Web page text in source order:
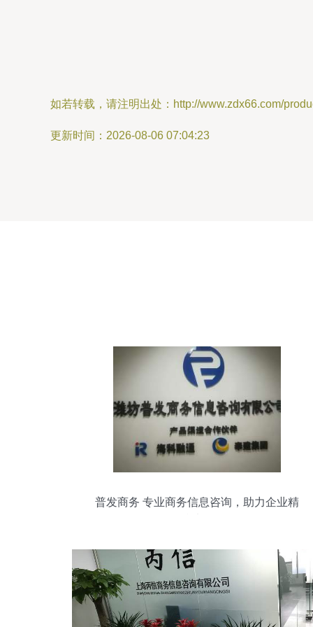
如若转载，请注明出处：http://www.zdx66.com/
更新时间：2026-08-06 07:04:23
普发商务 专业商务信息咨询，助力企业精